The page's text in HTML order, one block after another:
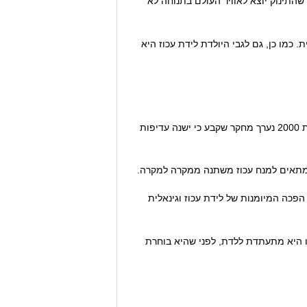
כמו כן, גם לגבי היולדת לידת עכוז היא
בשל כל האמור לעיל, ישנה מחלוקת לגבי השאלה אם לידת עכוז מצריכה ניתוח קיסרי או שעדיפה לידת עכוז וגינאלית. בשנת 2000 נערך מחקר שקבע כי ישנה עדיפות
למנח עכוז משתנה ממקרה למקרה.
המיומנות של לידת עכוז וגינאלית
היא מתעתדת ללדת, לפני שהיא בוחרת